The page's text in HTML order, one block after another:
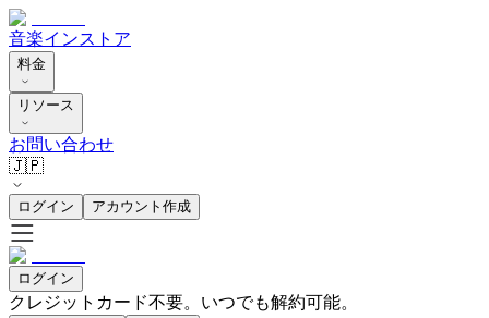
音楽インストア
料金
リソース
お問い合わせ
🇯🇵
ログイン アカウント作成
ログイン
クレジットカード不要。いつでも解約可能。